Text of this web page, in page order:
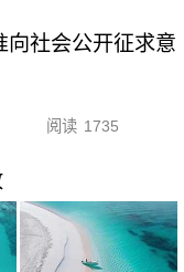
向社会公开征求意
阅读 1735